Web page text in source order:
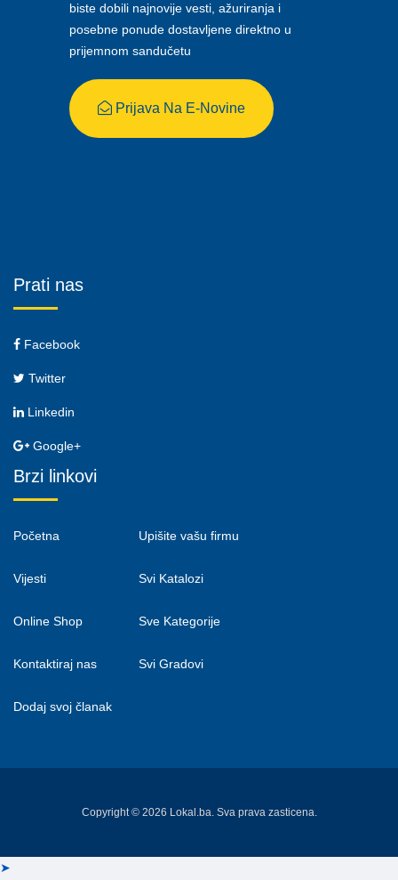
biste dobili najnovije vesti, ažuriranja i
posebne ponude dostavljene direktno u
prijemnom sandučetu
Prijava Na E-Novine
Prati nas
Facebook
Twitter
Linkedin
Google+
Brzi linkovi
Početna
Vijesti
Online Shop
Kontaktiraj nas
Dodaj svoj članak
Upišite vašu firmu
Svi Katalozi
Sve Kategorije
Svi Gradovi
Copyright © 2026 Lokal.ba. Sva prava zasticena.
➤